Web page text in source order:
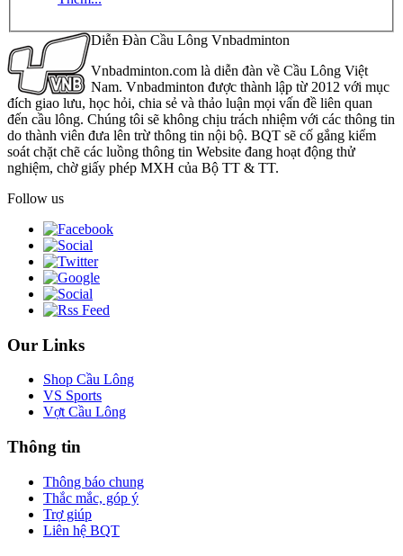
Diễn Đàn Cầu Lông Vnbadminton
Vnbadminton.com là diễn đàn về Cầu Lông Việt
Nam. Vnbadminton được thành lập từ 2012 với mục
đích giao lưu, học hỏi, chia sẻ và thảo luận mọi vấn đề liên quan
đến cầu lông. Chúng tôi sẽ không chịu trách nhiệm với các thông tin
do thành viên đưa lên trừ thông tin nội bộ. BQT sẽ cố gắng kiểm
soát chặt chẽ các luồng thông tin Website đang hoạt động thử
nghiệm, chờ giấy phép MXH của Bộ TT & TT.
Follow us
Our Links
Shop Cầu Lông
VS Sports
Vợt Cầu Lông
Thông tin
Thông báo chung
Thắc mắc, góp ý
Trợ giúp
Liên hệ BQT